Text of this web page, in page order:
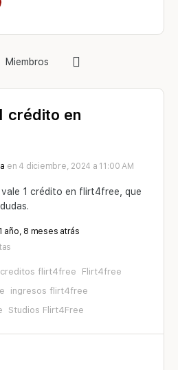
Miembros
menú
crédito en
en 4 diciembre, 2024 a 11:00 AM
1 crédito en flirt4free, que
año, 8 meses atrás
creditos flirt4free
Flirt4free
ingresos flirt4free
Studios Flirt4Free